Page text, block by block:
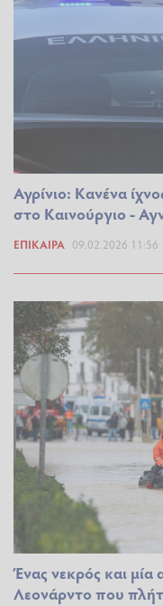
Αγρίνιο: Κανένα
στο Καινούργιο -
ΕΠΊΚΑΙΡΑ 09.02.2026 11:56
Ένας νεκρός και
Λεονάρντο που